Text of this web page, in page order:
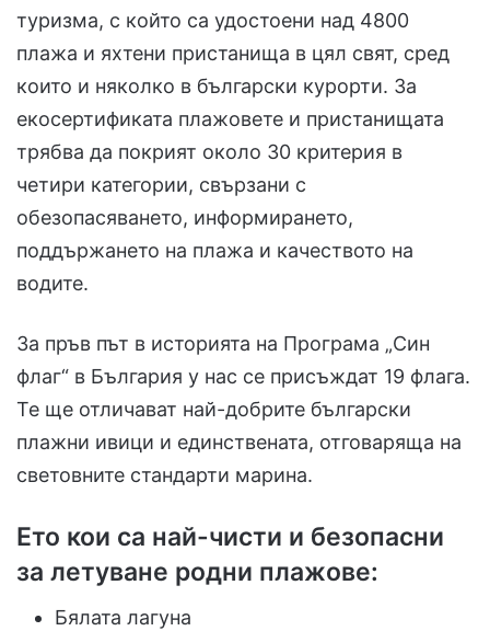
туризма, с който са удостоени над 4800
плажа и яхтени пристанища в цял свят, сред
които и няколко в български курорти. За
екосертификата плажовете и пристанищата
трябва да покрият около 30 критерия в
четири категории, свързани с
обезопасяването, информирането,
поддържането на плажа и качеството на
водите.
За пръв път в историята на Програма „Син
флаг“ в България у нас се присъждат 19 флага.
Те ще отличават най-добрите български
плажни ивици и единствената, отговаряща на
световните стандарти марина.
Ето кои са най-чисти и безопасни
за летуване родни плажове:
Бялата лагуна